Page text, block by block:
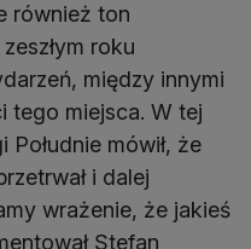
również ton
roku
między innymi
tego miejsca. W tej
mówił, że
i dalej
wrażenie, że jakieś
Stefan